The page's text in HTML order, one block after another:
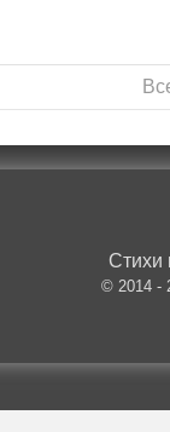
Стихи
© 2014 -